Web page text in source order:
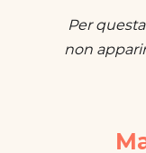
Per
non